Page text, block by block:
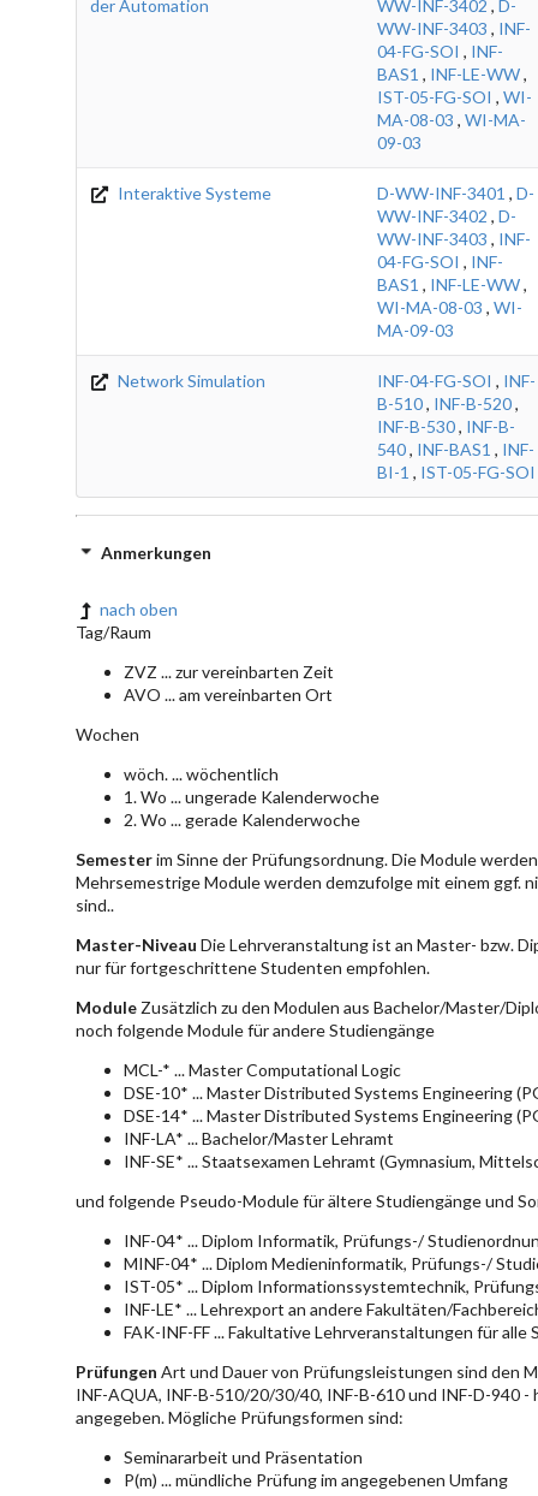
der Automation
WW-INF-3402 , D-
WW-INF-3403 , INF-
04-FG-SOI , INF-
BAS1 , INF-LE-WW,
IST-05-FG-SOI , WI-
MA-08-03 , WI-MA-
09-03
Interaktive Systeme D-WW-INF-3401 , D-
WW-INF-3402 , D-
WW-INF-3403 , INF-
04-FG-SOI , INF-
BAS1 , INF-LE-WW,
WI-MA-08-03 , WI-
MA-09-03
Network Simulation INF-04-FG-SOI , INF-
B-510, INF-B-520,
INF-B-530, INF-B-
540, INF-BAS1 , INF-
BI-1 , IST-05-FG-SOI
Anmerkungen
nach oben
Tag/Raum
ZVZ ... zur vereinbarten Zeit
AVO ... am vereinbarten Ort
Wochen
wöch. ... wöchentlich
1. Wo ... ungerade Kalenderwoche
2. Wo ... gerade Kalenderwoche
Semesterim Sinne der Prüfungsordnung. Die Module
Mehrsemestrige Module werden demzufolge mit einem ggf.
sind..
Master-Niveau Die Lehrveranstaltung ist an Master- bzw.
nur für fortgeschrittene Studenten empfohlen.
Module Zusätzlich zu den Modulen aus Bachelor/Master/
noch folgende Module für andere Studiengänge
MCL-* ... Master Computational Logic
DSE-10* ... Master Distributed Systems Engineering
DSE-14* ... Master Distributed Systems Engineering
INF-LA* ... Bachelor/Master Lehramt
INF-SE* ... Staatsexamen Lehramt (Gymnasium,
und folgende Pseudo-Module für ältere Studiengänge und
INF-04* ... Diplom Informatik, Prüfungs-/
MINF-04* ... Diplom Medieninformatik, Prüfungs-/
IST-05* ... Diplom Informationssystemtechnik,
INF-LE* ... Lehrexport an andere Fakultäten/
FAK-INF-FF ... Fakultative Lehrveranstaltungen für
Prüfungen Art und Dauer von Prüfungsleistungen sind den
INF-AQUA, INF-B-510/20/30/40, INF-B-610 und INF-D-940
angegeben. Mögliche Prüfungsformen sind:
Seminararbeit und Präsentation
P(m) ... mündliche Prüfung im angegebenen Umfang